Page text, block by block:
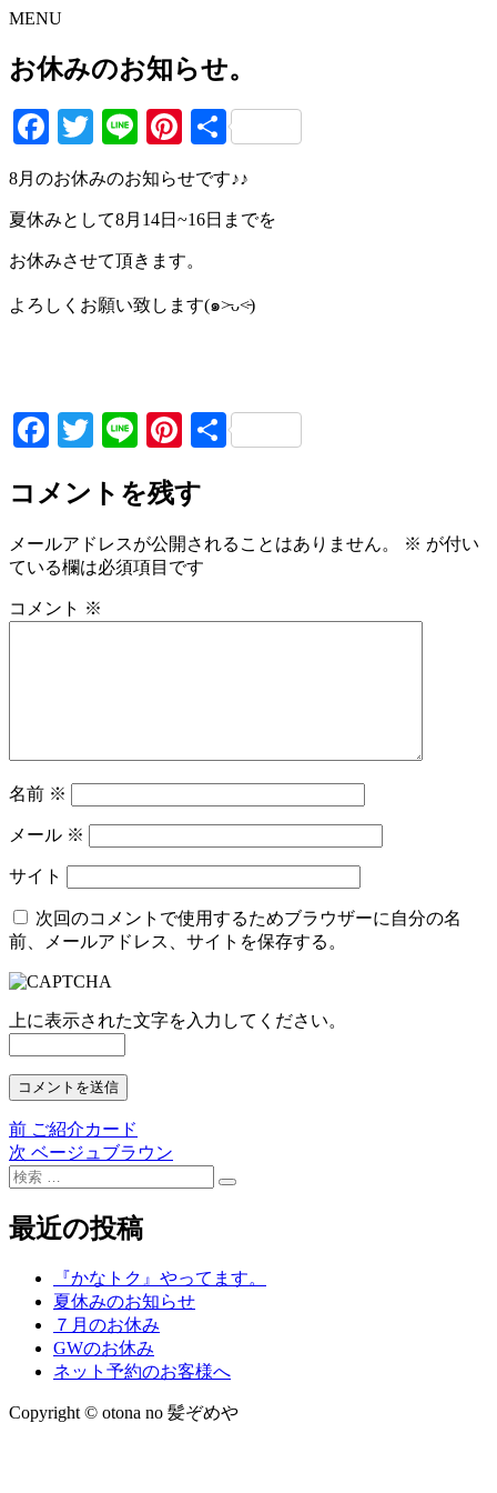
MENU
お休みのお知らせ。
Facebook
TwitterLinePinterest
共
8月のお休みのお知らせです♪♪
夏休みとして8月14日~16日までを
お休みさせて頂きます。
よろしくお願い致します(๑˃̵ᴗ˂̵)
Facebook
TwitterLinePinterest
共
コメントを残す
メールアドレスが公開されることはありません。 ※ が付い
ている欄は必須項目です
コメント ※
名前 ※
メール ※
サイト
次回のコメントで使用するためブラウザーに自分の名
前、メールアドレス、サイトを保存する。
上に表示された文字を入力してください。
投
稿
ビ
ン
前 前
の
投
ご紹介カード
次 次
の
稿:
ベージュブラウン
検
検
最近の投稿
『かなトク』やってます。
夏休みのお知らせ
７月のお休み
GWのお休み
ネット予約のお客様へ
Copyright © otona no 髪ぞめや